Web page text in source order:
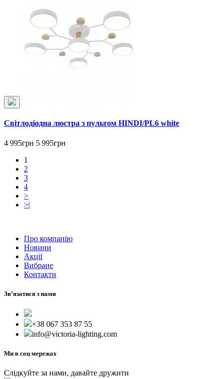
Світлодіодна люстра з пультом HINDI/PL6 white
4 995грн 5 995грн
1
2
3
4
>
>|
Про компанію
Новини
Акції
Вибране
Контакти
Зв’язатися з нами
+38 067 353 87 55
info@victoria-lighting.com
Ми в соц мережах
Слідкуйте за нами, давайте дружити